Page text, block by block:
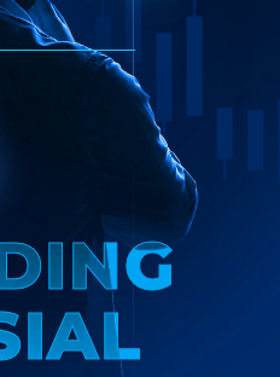
Melayu
Türkçe
Українська
Kiswahili
Հայերեն
Hinglish
Nederlands
Hausa
I
IN
NG
G
I
IA
AL
L